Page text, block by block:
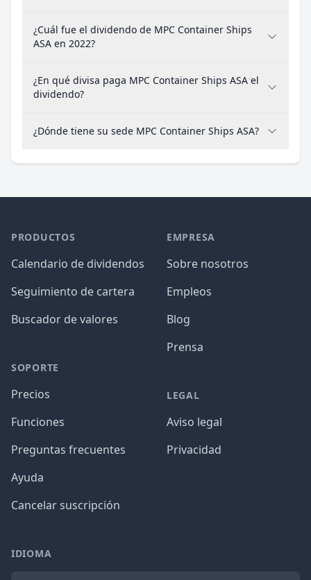
¿Cuál fue el dividendo de MPC Container Ships
ASA en 2022?
¿En qué divisa paga MPC Container Ships ASA el
dividendo?
¿Dónde tiene su sede MPC Container Ships ASA?
PRODUCTOS
Calendario de dividendos
Seguimiento de cartera
Buscador de valores
SOPORTE
Precios
Funciones
Preguntas frecuentes
Ayuda
Cancelar suscripción
EMPRESA
Sobre nosotros
Empleos
Blog
Prensa
LEGAL
Aviso legal
Privacidad
IDIOMA